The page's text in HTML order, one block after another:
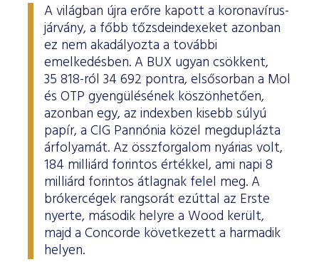
A világban újra erőre kapott a koronavírus-
járvány, a főbb tőzsdeindexeket azonban
ez nem akadályozta a további
emelkedésben. A BUX ugyan csökkent,
35 818-ról 34 692 pontra, elsősorban a Mol
és OTP gyengülésének köszönhetően,
azonban egy, az indexben kisebb súlyú
papír, a CIG Pannónia közel megduplázta
árfolyamát. Az összforgalom nyárias volt,
184 milliárd forintos értékkel, ami napi 8
milliárd forintos átlagnak felel meg. A
brókercégek rangsorát ezúttal az Erste
nyerte, második helyre a Wood került,
majd a Concorde következett a harmadik
helyen.